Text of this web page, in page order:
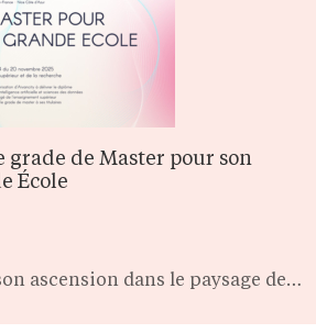
de Master pour son
École
ascension dans le paysage de…